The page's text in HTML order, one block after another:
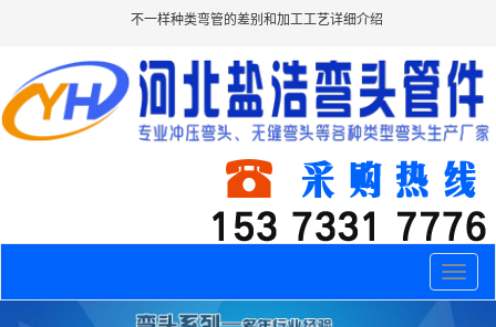
不一样种类弯管的差别和加工工艺详细介绍
Toggle